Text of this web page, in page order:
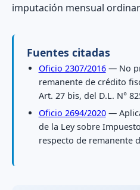
imputación mensual
Fuentes citadas
Oficio 2307/2016— No
remanente de crédito
Art. 27 bis, del D.L. N°
Oficio 2694/2020—
de la Ley sobre
respecto de remanente